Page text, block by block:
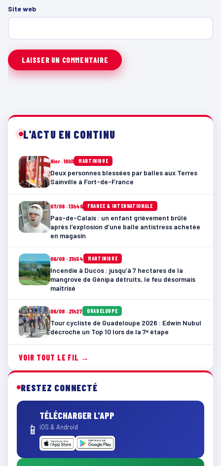
Site web
L'ACTU EN CONTINU
Hier · 10h11 MARTINIQUE
Deux personnes blessées par balles aux Terres
Sainville à Fort-de-France
07/08 · 13h46 FRANCE & INTERNATIONALE
Pas-de-Calais : un enfant grièvement brûlé
après l’explosion d’une balle antistress achetée
en magasin
06/08 · 21h54 MARTINIQUE
Incendie à Ducos : jusqu’à 7 hectares de la
mangrove de Génipa détruits, le feu désormais
maîtrisé
06/08 · 21h27 GUADELOUPE
Tour cycliste de Guadeloupe 2026 : Edwin Nubul
décroche un Top 10 lors de la 7ᵉ étape
VOIR TOUT LE FIL →
RESTEZ CONNECTÉ
📱
TÉLÉCHARGER L'APP
iOS & Android